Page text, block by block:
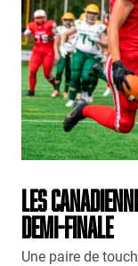
LES
DEMI-FINALE
Une paire de